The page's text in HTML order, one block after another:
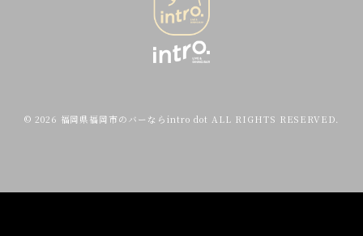
© 2026 福岡県福岡市のバーならintro dot ALL RIGHTS RESERVED.